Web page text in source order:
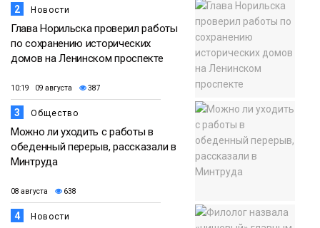
2 Новости
Глава Норильска проверил работы
по сохранению исторических
домов на Ленинском проспекте
10:19 09 августа 387
3 Общество
Можно ли уходить с работы в
обеденный перерыв, рассказали в
Минтруда
08 августа 638
4 Новости